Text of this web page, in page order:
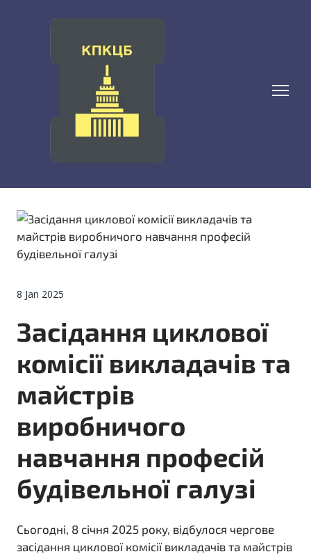
8 Jan 2025
Засідання циклової
комісії викладачів та
майстрів
виробничого
навчання професій
будівельної галузі
Сьогодні, 8 січня 2025 року, відбулося чергове
засідання циклової комісії викладачів та майстрів